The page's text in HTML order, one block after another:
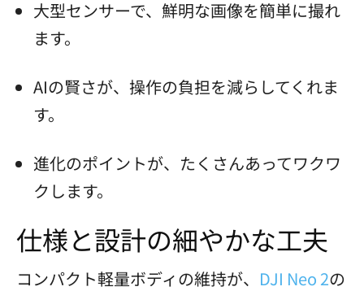
大型センサーで、鮮明な画像を簡単に撮れ
ます。
AIの賢さが、操作の負担を減らしてくれま
す。
進化のポイントが、たくさんあってワクワ
クします。
仕様と設計の細やかな工夫
コンパクト軽量ボディの維持が、 DJI Neo 2の